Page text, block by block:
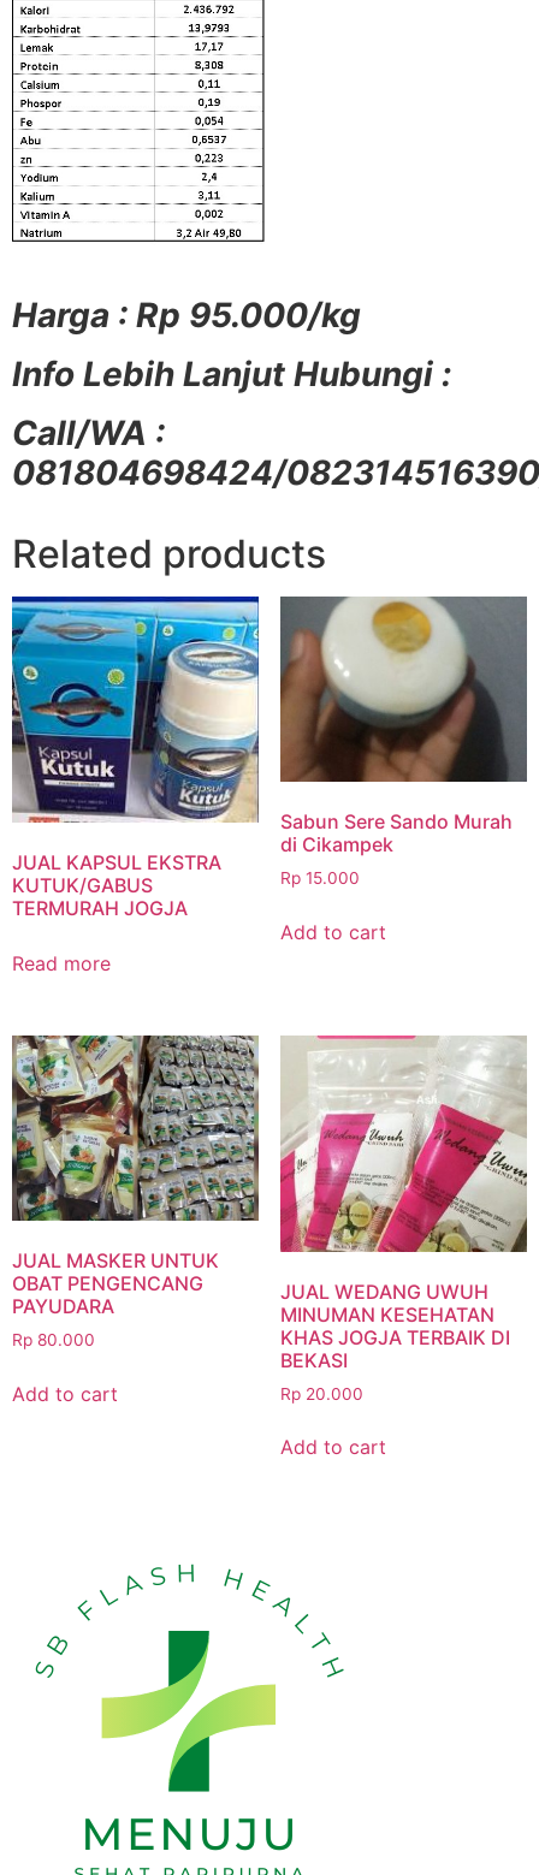
Harga : Rp 95.000/kg
Info Lebih Lanjut Hubungi :
Call/WA :
081804698424/
Related products
JUAL KAPSUL EKSTRA
KUTUK/GABUS
TERMURAH JOGJA
Read more
Sabun Sere Sando Murah
di Cikampek
Rp15.000
Add to cart
JUAL MASKER UNTUK
OBAT PENGENCANG
PAYUDARA
Rp 80.000
Add to cart
JUAL WEDANG UWUH
MINUMAN KESEHATAN
KHAS JOGJA TERBAIK DI
BEKASI
Rp20.000
Add to cart